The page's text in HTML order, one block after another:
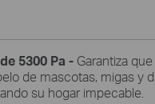
5300 Pa - Garantiza
de mascotas, migas y
su hogar impecable.